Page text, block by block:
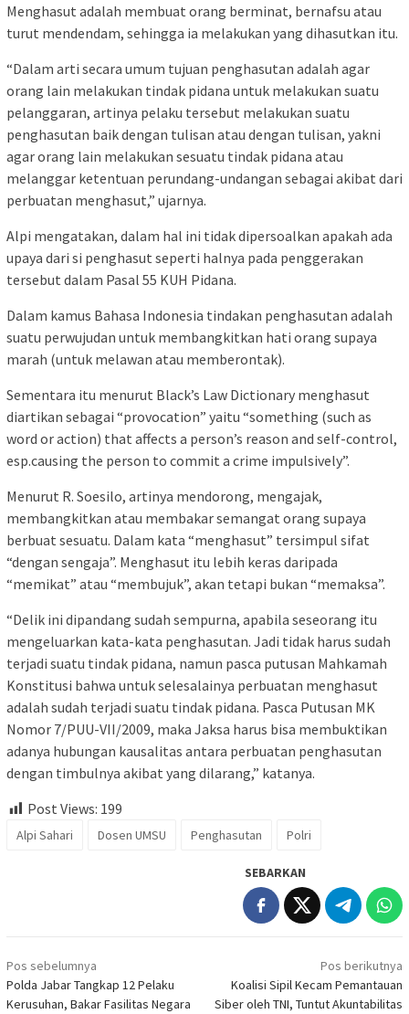
Menghasut adalah membuat orang berminat, bernafsu atau
turut mendendam, sehingga ia melakukan yang dihasutkan itu.
“Dalam arti secara umum tujuan penghasutan adalah agar
orang lain melakukan tindak pidana untuk melakukan suatu
pelanggaran, artinya pelaku tersebut melakukan suatu
penghasutan baik dengan tulisan atau dengan tulisan, yakni
agar orang lain melakukan sesuatu tindak pidana atau
melanggar ketentuan perundang-undangan sebagai akibat dari
perbuatan menghasut,” ujarnya.
Alpi mengatakan, dalam hal ini tidak dipersoalkan apakah ada
upaya dari si penghasut seperti halnya pada penggerakan
tersebut dalam Pasal 55 KUH Pidana.
Dalam kamus Bahasa Indonesia tindakan penghasutan adalah
suatu perwujudan untuk membangkitkan hati orang supaya
marah (untuk melawan atau memberontak).
Sementara itu menurut Black’s Law Dictionary menghasut
diartikan sebagai “provocation” yaitu “something (such as
word or action) that affects a person’s reason and self-control,
esp.causing the person to commit a crime impulsively”.
Menurut R. Soesilo, artinya mendorong, mengajak,
membangkitkan atau membakar semangat orang supaya
berbuat sesuatu. Dalam kata “menghasut” tersimpul sifat
“dengan sengaja”. Menghasut itu lebih keras daripada
“memikat” atau “membujuk”, akan tetapi bukan “memaksa”.
“Delik ini dipandang sudah sempurna, apabila seseorang itu
mengeluarkan kata-kata penghasutan. Jadi tidak harus sudah
terjadi suatu tindak pidana, namun pasca putusan Mahkamah
Konstitusi bahwa untuk selesalainya perbuatan menghasut
adalah sudah terjadi suatu tindak pidana. Pasca Putusan MK
Nomor 7/PUU-VII/2009, maka Jaksa harus bisa membuktikan
adanya hubungan kausalitas antara perbuatan penghasutan
dengan timbulnya akibat yang dilarang,” katanya.
Post Views: 199
Alpi Sahari Dosen UMSU Penghasutan Polri
SEBARKAN
Navigasi
pos
Pos sebelumnya
Polda Jabar Tangkap 12 Pelaku
Kerusuhan, Bakar Fasilitas Negara
Pos berikutnya
Koalisi Sipil Kecam Pemantauan
Siber oleh TNI, Tuntut Akuntabilitas